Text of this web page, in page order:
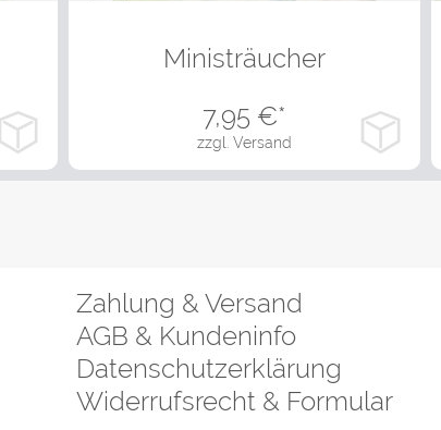
Ministräucher
zzgl. Versand
7,95 €*
Zahlung & Versand
AGB & Kundeninfo
Datenschutzerklärung
Widerrufsrecht & Formular